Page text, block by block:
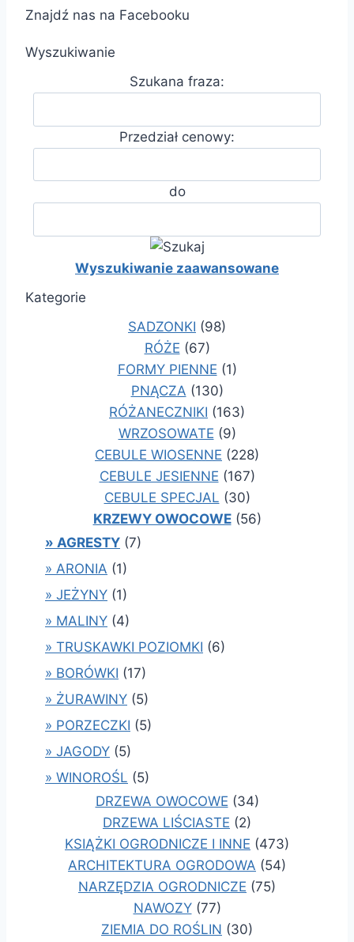
Znajdź nas na Facebooku
Wyszukiwanie
Szukana fraza:
Przedział cenowy:
do
Wyszukiwanie zaawansowane
Kategorie
SADZONKI (98)
RÓŻE (67)
FORMY PIENNE (1)
PNĄCZA (130)
RÓŻANECZNIKI (163)
WRZOSOWATE (9)
CEBULE WIOSENNE (228)
CEBULE JESIENNE (167)
CEBULE SPECJAL (30)
KRZEWY OWOCOWE(56)
» AGRESTY (7)
» ARONIA (1)
» JEŻYNY (1)
» MALINY (4)
» TRUSKAWKI POZIOMKI (6)
» BORÓWKI (17)
» ŻURAWINY (5)
» PORZECZKI (5)
» JAGODY (5)
» WINOROŚL (5)
DRZEWA OWOCOWE (34)
DRZEWA LIŚCIASTE (2)
KSIĄŻKI OGRODNICZE I INNE (473)
ARCHITEKTURA OGRODOWA (54)
NARZĘDZIA OGRODNICZE (75)
NAWOZY(77)
ZIEMIA DO ROŚLIN (30)